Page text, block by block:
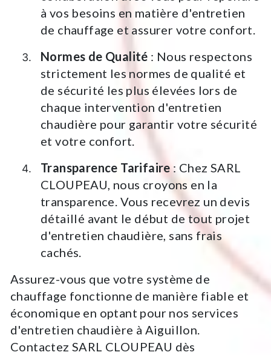
à vos besoins en matière d'entretien
de chauffage et assurer votre confort.
Normes de Qualité : Nous respectons
strictement les normes de qualité et
de sécurité les plus élevées lors de
chaque intervention d'entretien
chaudière pour garantir votre sécurité
et votre confort.
Transparence Tarifaire : Chez SARL
CLOUPEAU, nous croyons en la
transparence. Vous recevrez un devis
détaillé avant le début de tout projet
d'entretien chaudière, sans frais
cachés.
Assurez-vous que votre système de
chauffage fonctionne de manière fiable et
économique en optant pour nos services
d'entretien chaudière à Aiguillon.
Contactez SARL CLOUPEAU dès